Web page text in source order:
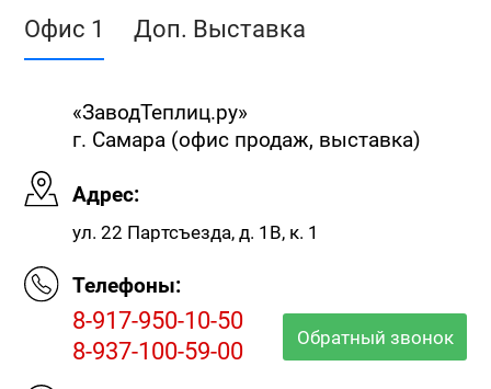
Офис 1 Доп. Выставка
«ЗаводТеплиц.ру»
г. Самара (офис продаж, выставка)
Адрес:
ул. 22 Партсъезда, д. 1В, к. 1
Телефоны:
8-917-950-10-50
8-937-100-59-00
Обратный звонок